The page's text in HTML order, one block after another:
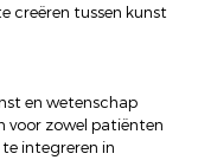
creëren tussen kunst
en wetenschap
voor zowel patiënten
integreren in